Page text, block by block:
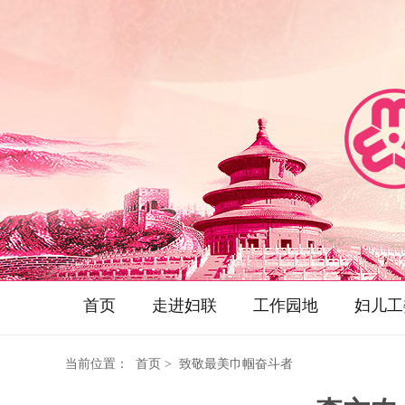
首页 走进妇联 工作园地 妇儿
当前位置： 首页 > 致敬最美巾帼奋斗者